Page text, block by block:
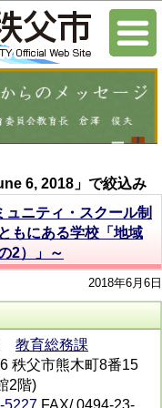
6, 2018 」で絞込み
ュニティ・スクール制
もにある学校「地域
2）」～
2018年6月6日
教育総務課
秩父市熊木町8番15
2階)